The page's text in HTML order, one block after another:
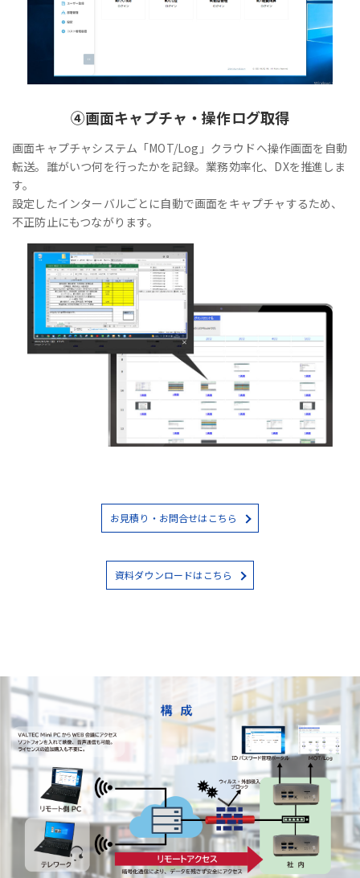
④画面キャプチャ・操作ログ取得
画面キャプチャシステム「MOT/Log」クラウドへ操作画面を自動
転送。誰がいつ何を行ったかを記録。業務効率化、DXを推進しま
す。
設定したインターバルごとに自動で画面をキャプチャするため、
不正防止にもつながります。
お見積り・お問合せはこちら
資料ダウンロードはこちら